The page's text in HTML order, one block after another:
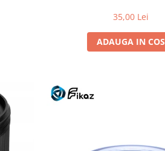
35,00 Lei
ADAUGA IN COS